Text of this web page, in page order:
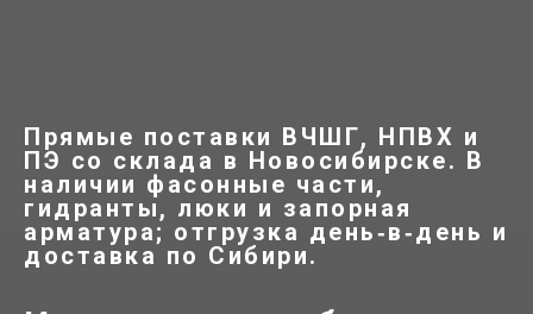
Прямые поставки ВЧШГ, НПВХ и
ПЭ со склада в Новосибирске. В
наличии фасонные части,
гидранты, люки и запорная
арматура; отгрузка день‑в‑день и
доставка по Сибири.